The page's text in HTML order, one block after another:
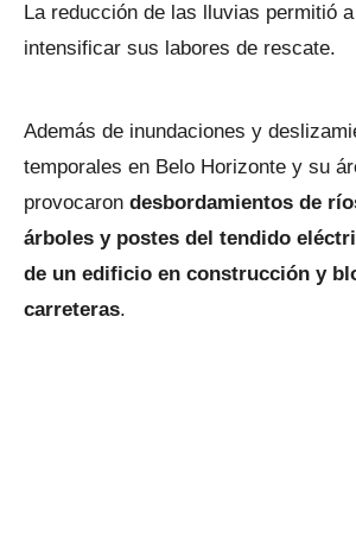
La reducción de las lluvias permitió
intensificar sus labores de rescate.
Además de inundaciones y
temporales en Belo Horizonte y su
provocaron desbordamientos de
árboles y postes del tendido
de un edificio en construcción y
carreteras.